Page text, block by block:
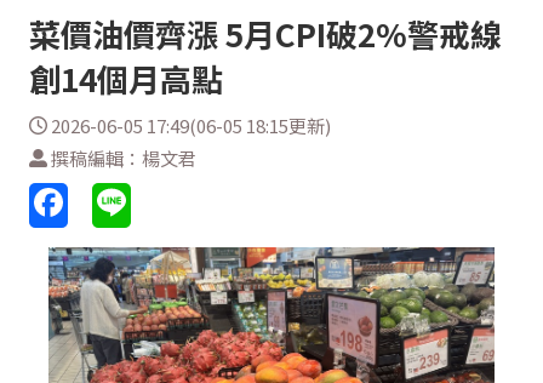
菜價油價齊漲 5月CPI破2%警戒線
創14個月高點
2026-06-05 17:49(06-05 18:15更新)
撰稿編輯：楊文君